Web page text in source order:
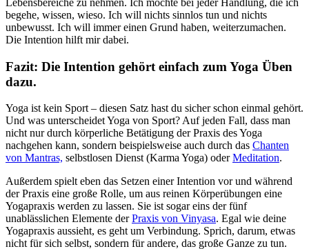
Lebensbereiche zu nehmen. Ich möchte bei jeder Handlung, die ich
begehe, wissen, wieso. Ich will nichts sinnlos tun und nichts
unbewusst. Ich will immer einen Grund haben, weiterzumachen.
Die Intention hilft mir dabei.
Fazit: Die Intention gehört einfach zum Yoga Üben
dazu.
Yoga ist kein Sport – diesen Satz hast du sicher schon einmal gehört.
Und was unterscheidet Yoga von Sport? Auf jeden Fall, dass man
nicht nur durch körperliche Betätigung der Praxis des Yoga
nachgehen kann, sondern beispielsweise auch durch das Chanten
von Mantras, selbstlosen Dienst (Karma Yoga) oderMeditation.
Außerdem spielt eben das Setzen einer Intention vor und während
der Praxis eine große Rolle, um aus reinen Körperübungen eine
Yogapraxis werden zu lassen. Sie ist sogar eins der fünf
unablässlichen Elemente derPraxis von Vinyasa. Egal wie deine
Yogapraxis aussieht, es geht um Verbindung. Sprich, darum, etwas
nicht für sich selbst, sondern für andere, das große Ganze zu tun.